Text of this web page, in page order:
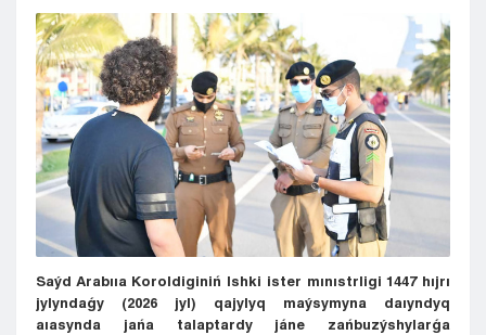
Semeı
Taldykorgan
Taraz
Týrkestan
Ýralsk
Ýst-Kamenogorsk
Shymkent
Saýd Arabııa Koroldiginiń Ishki ister mınıstrligi 1447 hıjrı
jylyndaǵy (2026 jyl) qajylyq maýsymyna daıyndyq
aıasynda jańa talaptardy jáne zańbuzýshylarǵa